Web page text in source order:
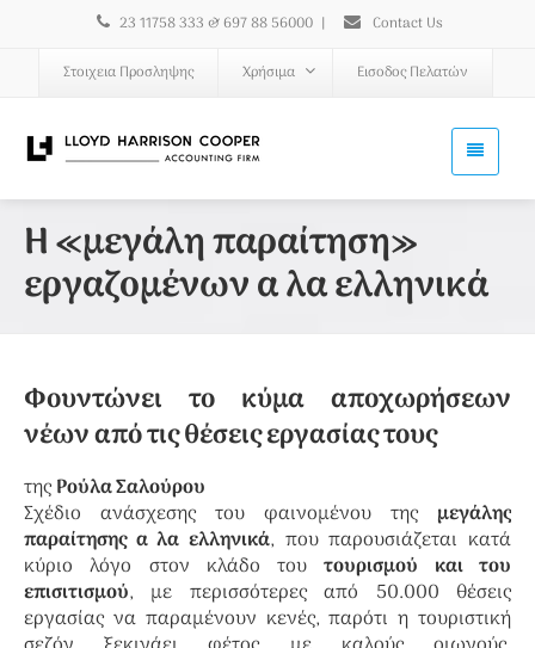
23 11758 333 & 697 88 56000 | Contact Us
Στοιχεια Προσληψης Χρήσιμα Εισοδος Πελατών
Η «μεγάλη παραίτηση»
εργαζομένων α λα ελληνικά
Φουντώνει το κύμα αποχωρήσεων
νέων από τις θέσεις εργασίας τους
τηςΡούλα Σαλούρου
Σχέδιο ανάσχεσης του φαινομένου της μεγάλης
παραίτησης α λα ελληνικά, που παρουσιάζεται κατά
κύριο λόγο στον κλάδο τουτουρισμού και του
επισιτισμού, με περισσότερες από 50.000 θέσεις
εργασίας να παραμένουν κενές, παρότι η τουριστική